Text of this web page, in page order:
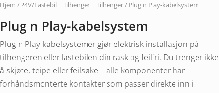
Hjem /24V/Lastebil | Tilhenger | Tilhenger/ Plug n Play-kabelsystem
Plug n Play-kabelsystem
Plug n Play-kabelsystemer gjør elektrisk installasjon på
tilhengeren eller lastebilen din rask og feilfri. Du trenger ikke
å skjøte, teipe eller feilsøke – alle komponenter har
forhåndsmonterte kontakter som passer direkte inn i